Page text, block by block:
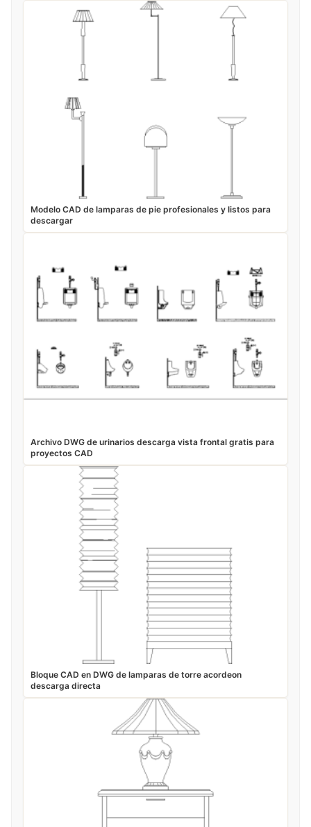
Modelo CAD de lamparas de pie profesionales y listos para
descargar
Archivo DWG de urinarios descarga vista frontal gratis para
proyectos CAD
Bloque CAD en DWG de lamparas de torre acordeon
descarga directa